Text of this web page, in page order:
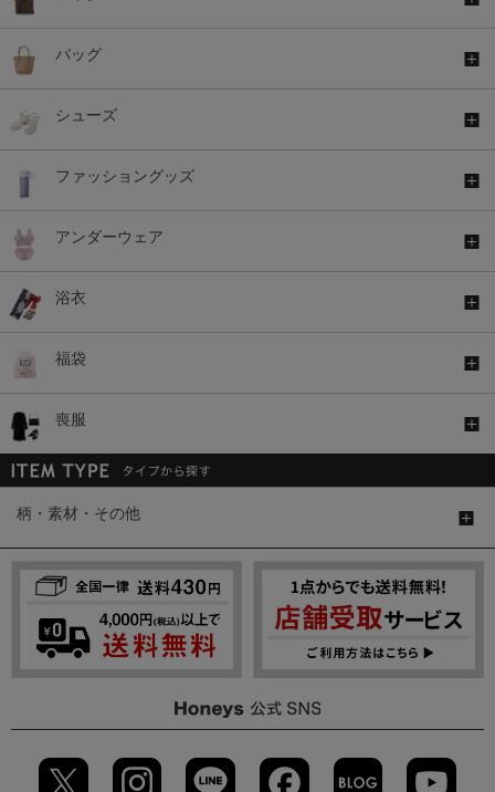
バッグ
シューズ
ファッショングッズ
アンダーウェア
浴衣
福袋
喪服
柄・素材・その他